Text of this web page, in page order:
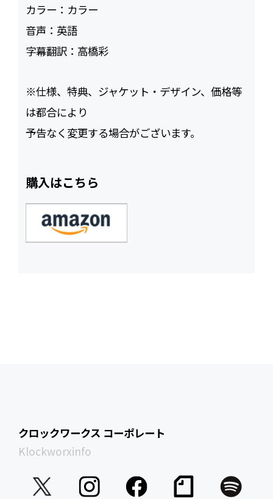
カラー： カラー
音声： 英語
字幕翻訳： 高橋彩
※仕様、特典、ジャケット・デザイン、価格等
は都合により
予告なく変更する場合がございます。
購入はこちら
クロックワークス コーポレート
Klockworxinfo